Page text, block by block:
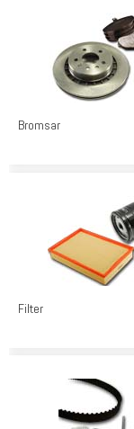
Bromsar
Filter